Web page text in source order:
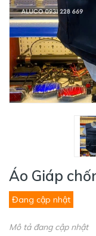
Áo Giáp
Đang cập nhật
Mô tả đang cập nhật